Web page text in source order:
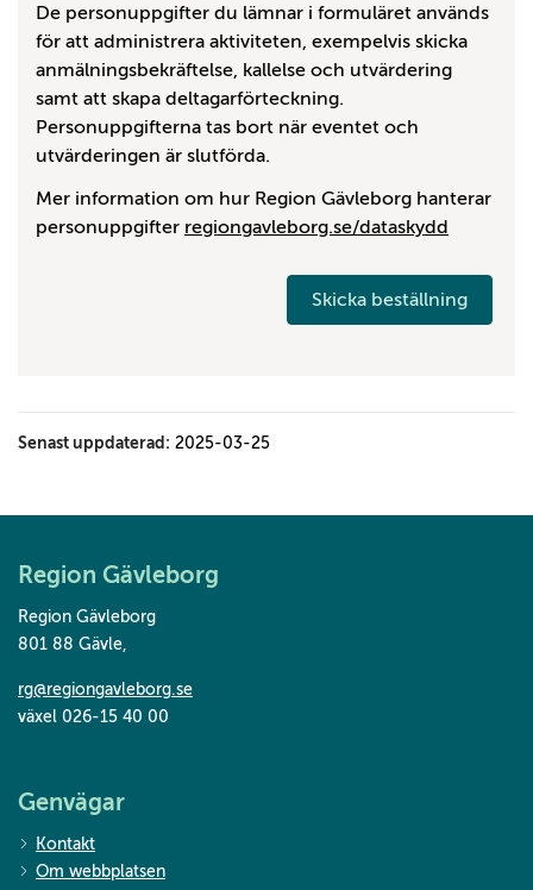
De personuppgifter du lämnar i formuläret används
för att administrera aktiviteten, exempelvis skicka
anmälningsbekräftelse, kallelse och utvärdering
samt att skapa deltagarförteckning.
Personuppgifterna tas bort när eventet och
utvärderingen är slutförda.
Mer information om hur Region Gävleborg hanterar
personuppgifter regiongavleborg.se/dataskydd
Skicka beställning
Senast uppdaterad: 2025-03-25
Region Gävleborg
Region Gävleborg
801 88 Gävle,
rg@regiongavleborg.se
växel 026-15 40 00
Genvägar
Kontakt
Om webbplatsen